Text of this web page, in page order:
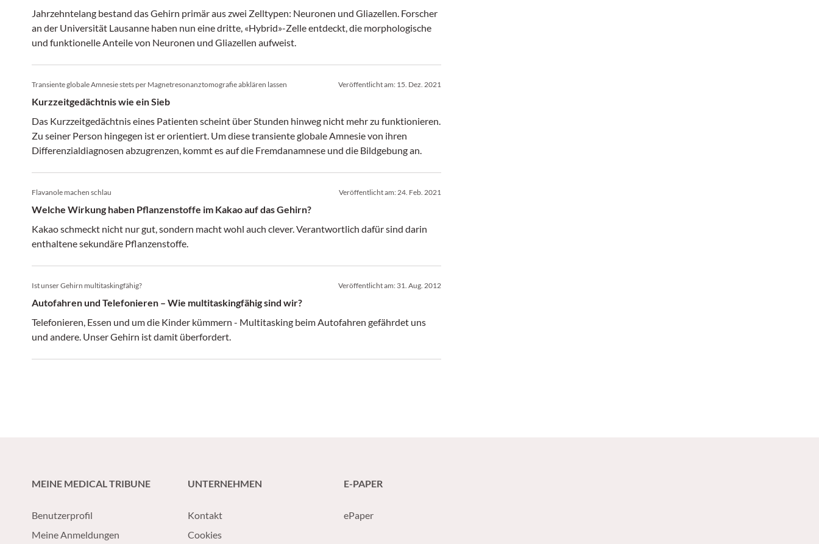
Jahrzehntelang bestand das Gehirn primär aus zwei Zelltypen: Neuronen und Gliazellen. Forscher
an der Universität Lausanne haben nun eine dritte, «Hybrid»-Zelle entdeckt, die morphologische
und funktionelle Anteile von Neuronen und Gliazellen aufweist.
Transiente globale Amnesie stets per Magnetresonanztomografie abklären lassen Veröffentlicht am: 15. Dez. 2021
Kurzzeitgedächtnis wie ein Sieb
Das Kurzzeitgedächtnis eines Patienten scheint über Stunden hinweg nicht mehr zu funktionieren.
Zu seiner Person hingegen ist er orientiert. Um diese transiente globale Amnesie von ihren
Differenzialdiagnosen abzugrenzen, kommt es auf die Fremdanamnese und die Bildgebung an.
Flavanole machen schlau Veröffentlicht am: 24. Feb. 2021
Welche Wirkung haben Pflanzenstoffe im Kakao auf das Gehirn?
Kakao schmeckt nicht nur gut, sondern macht wohl auch clever. Verantwortlich dafür sind darin
enthaltene sekundäre Pflanzenstoffe.
Ist unser Gehirn multitaskingfähig? Veröffentlicht am: 31. Aug. 2012
Autofahren und Telefonieren – Wie multitaskingfähig sind wir?
Telefonieren, Essen und um die Kinder kümmern - Multitasking beim Autofahren gefährdet uns
und andere. Unser Gehirn ist damit überfordert.
MEINE MEDICAL TRIBUNE
Benutzerprofil
Meine Anmeldungen
UNTERNEHMEN
Kontakt
Cookies
E-PAPER
ePaper